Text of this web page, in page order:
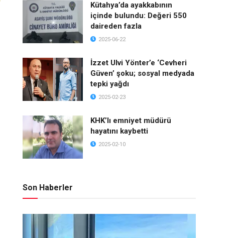
Kütahya’da ayakkabının
içinde bulundu: Değeri 550
daireden fazla
2025-06-22
İzzet Ulvi Yönter’e ‘Cevheri
Güven’ şoku; sosyal medyada
tepki yağdı
2025-02-23
KHK’lı emniyet müdürü
hayatını kaybetti
2025-02-10
Son Haberler